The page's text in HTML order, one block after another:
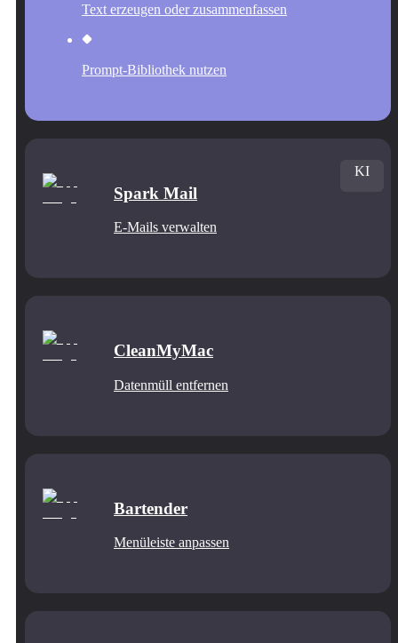
Text erzeugen oder zusammenfassen
Prompt-Bibliothek nutzen
Spark Mail
E-Mails verwalten
KI
CleanMyMac
Datenmüll entfernen
Bartender
Menüleiste anpassen